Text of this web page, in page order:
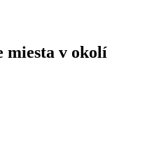
miesta v okolí